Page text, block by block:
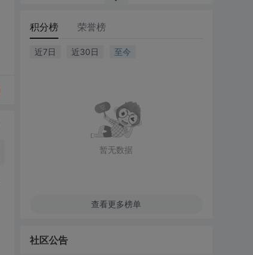
积分榜 荣誉榜
近7日 近30日 至今
暂无数据
查看更多榜单
社区公告